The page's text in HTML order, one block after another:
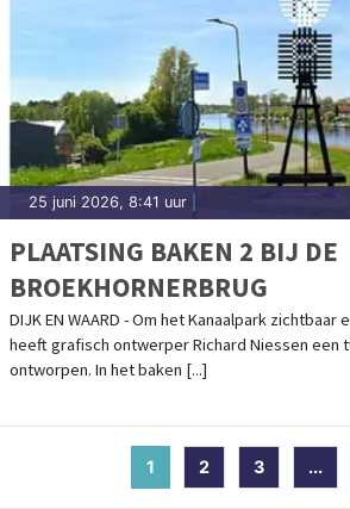
25 juni 2026, 8:41 uur
PLAATSING BAKEN 2 BIJ DE
BROEKHORNERBRUG
DIJK EN WAARD - Om het Kanaalpark
heeft grafisch ontwerper Richard Niessen een
ontworpen. In het baken [...]
1 (current)
2 3 ...